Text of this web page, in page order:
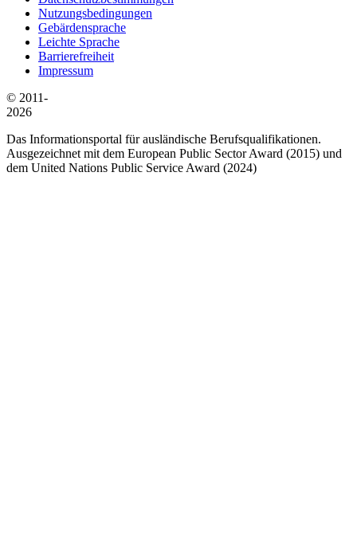
Nutzungsbedingungen
Gebärdensprache
Leichte Sprache
Barrierefreiheit
Impressum
© 2011-
2026
Das Informationsportal für ausländische Berufsqualifikationen.
Ausgezeichnet mit dem European Public Sector Award (2015) und
dem United Nations Public Service Award (2024)